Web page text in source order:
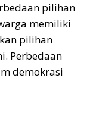
pilihan
memiliki
pilihan
Perbedaan
demokrasi